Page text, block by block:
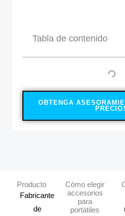
Tabla de contenido
OBTENGA
Producto
Fabricante
de
Cómo elegir
accesorios
para
portátiles